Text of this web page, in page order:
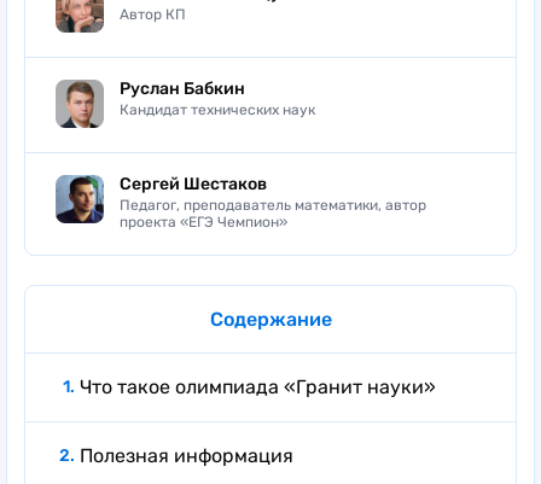
Автор КП
Руслан Бабкин
Кандидат технических наук
Сергей Шестаков
Педагог, преподаватель математики, автор
проекта «ЕГЭ Чемпион»
Содержание
Что такое олимпиада «Гранит науки»
Полезная информация